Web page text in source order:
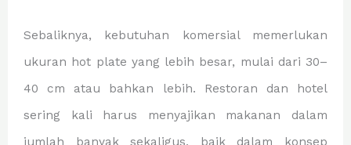
Sebaliknya, kebutuhan komersial memerlukan
ukuran hot plate yang lebih besar, mulai dari 30–
40 cm atau bahkan lebih. Restoran dan hotel
sering kali harus menyajikan makanan dalam
jumlah banyak sekaligus, baik dalam konsep